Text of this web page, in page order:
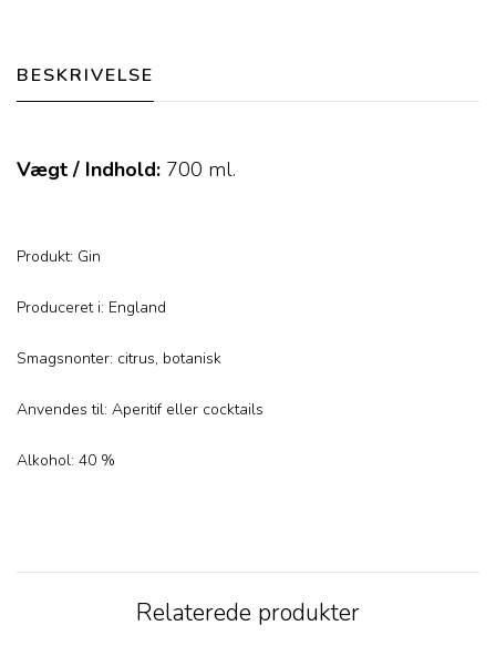
BESKRIVELSE
Vægt / Indhold: 700 ml.
Produkt: Gin
Produceret i: England
Smagsnonter: citrus, botanisk
Anvendes til: Aperitif eller cocktails
Alkohol: 40 %
Relaterede produkter